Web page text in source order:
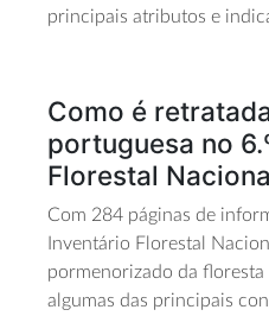
principais atributos e
Como é
portuguesa no
Florestal
Com 284 páginas de
Inventário Florestal
pormenorizado da floresta
algumas das principais